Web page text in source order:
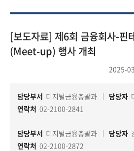
참
여
마
책
[보도자료] 제6회 금융회사-핀
(Meet-up) 행사 개최
2025-
담당부서 디지털금융총괄과 담당자
연락처 02-2100-2841
담당부서 디지털금융총괄과 담당자
연락처 02-2100-2872